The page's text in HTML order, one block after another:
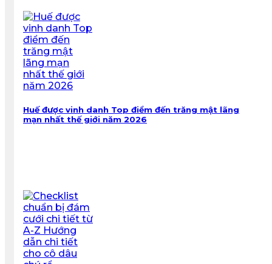
Huế được vinh danh Top điểm đến trăng mật lãng
mạn nhất thế giới năm 2026